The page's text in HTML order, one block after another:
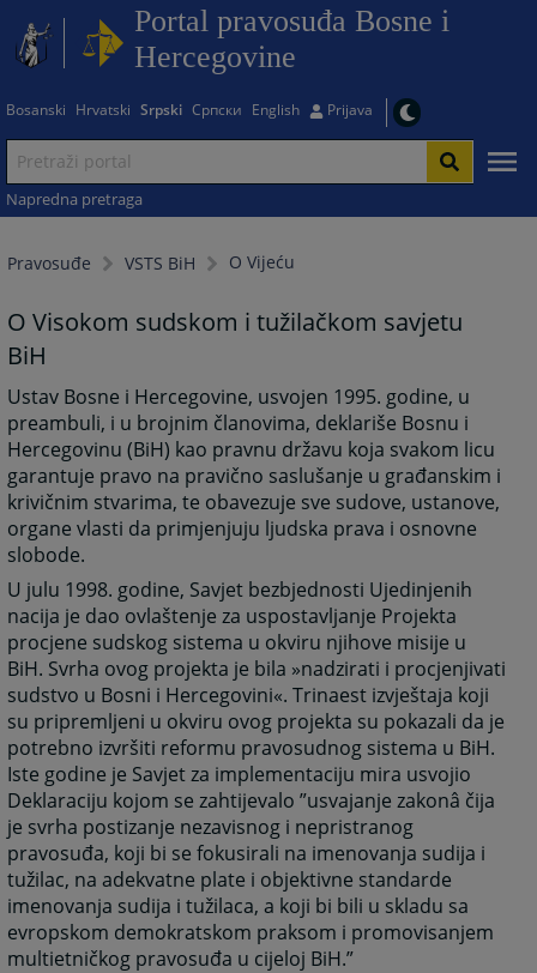
Portal pravosuđa Bosne i
Hercegovine
Bosanski Hrvatski Srpski Српски English Prijava
Napredna pretraga
Pravosuđe VSTS BiH O Vijeću
O Visokom sudskom i tužilačkom savjetu
BiH
Ustav Bosne i Hercegovine, usvojen 1995. godine, u
preambuli, i u brojnim članovima, deklariše Bosnu i
Hercegovinu (BiH) kao pravnu državu koja svakom licu
garantuje pravo na pravično saslušanje u građanskim i
krivičnim stvarima, te obavezuje sve sudove, ustanove,
organe vlasti da primjenjuju ljudska prava i osnovne
slobode.
U julu 1998. godine, Savjet bezbjednosti Ujedinjenih
nacija je dao ovlaštenje za uspostavljanje Projekta
procjene sudskog sistema u okviru njihove misije u
BiH. Svrha ovog projekta je bila »nadzirati i procjenjivati
sudstvo u Bosni i Hercegovini«. Trinaest izvještaja koji
su pripremljeni u okviru ovog projekta su pokazali da je
potrebno izvršiti reformu pravosudnog sistema u BiH.
Iste godine je Savjet za implementaciju mira usvojio
Deklaraciju kojom se zahtijevalo ”usvajanje zakonâ čija
je svrha postizanje nezavisnog i nepristranog
pravosuđa, koji bi se fokusirali na imenovanja sudija i
tužilac, na adekvatne plate i objektivne standarde
imenovanja sudija i tužilaca, a koji bi bili u skladu sa
evropskom demokratskom praksom i promovisanjem
multietničkog pravosuđa u cijeloj BiH.”